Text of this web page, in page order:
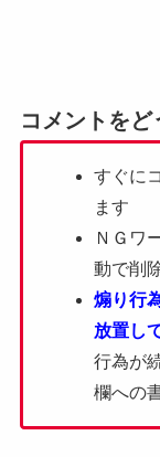
コメントをど
すぐに
ます
ＮＧワ
動で削
煽り行
放置し
行為が
欄への